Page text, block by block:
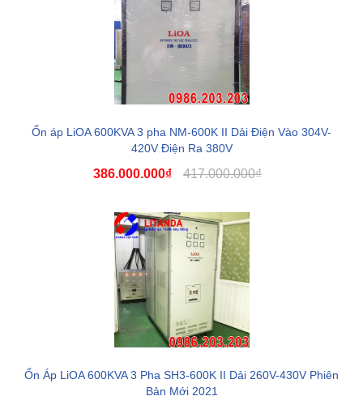
Ổn áp LiOA 600KVA 3 pha NM-600K II Dải Điện Vào 304V-
420V Điện Ra 380V
386.000.000₫ 417.000.000₫
Ổn Áp LiOA 600KVA 3 Pha SH3-600K II Dải 260V-430V Phiên
Bản Mới 2021